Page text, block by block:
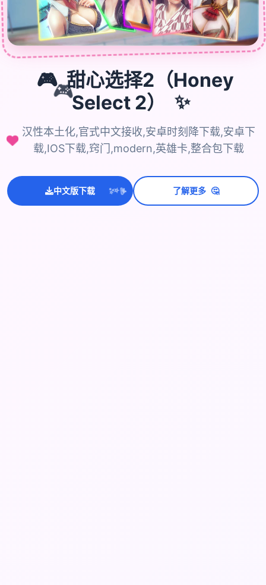
🎮
🎮 甜心选择2（Honey
Select 2）
✨
汉性本土化,官式中文接收,安卓时刻降下载,安卓下
载,IOS下载,窍门,modern,英雄卡,整合包下载
中文版下载 ✨⭐💫 了解更多 🤔